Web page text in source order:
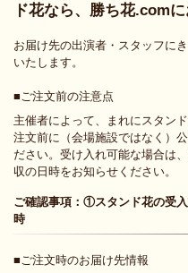
ド花なら、勝ち花.com
お届け先の出演者・スタッフに
いたします。
■ご注文前の注意点
主催者によって、まれにスタン
注文前に（会場施設ではなく）
ださい。受け入れ可能な場合は
収の日時をお知らせください。
ご確認事項：①スタンド花の
時
■ご注文時のお届け先情報